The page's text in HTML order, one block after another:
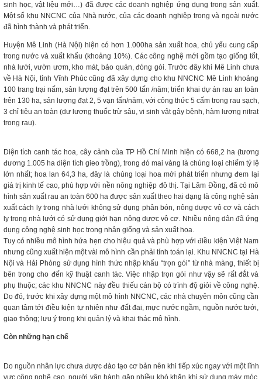
sinh học, vật liệu mới…) đã được các doanh nghiệp ứng dụng trong sản xuất.
Một số khu NNCNC của Nhà nước, của các doanh nghiệp trong và ngoài nước
đã hình thành và phát triển.
Huyện Mê Linh (Hà Nội) hiện có hơn 1.000ha sản xuất hoa, chủ yếu cung cấp
trong nước và xuất khẩu (khoảng 10%). Các công nghệ mới gồm tạo giống tốt,
nhà lưới, vườn ươm, kho mát, bảo quản, đóng gói. Trước đây khi Mê Linh chưa
về Hà Nội, tỉnh Vĩnh Phúc cũng đã xây dựng cho khu NNCNC Mê Linh khoảng
100 trang trại nấm, sản lượng đạt trên 500 tấn /năm; triển khai dự án rau an toàn
trên 130 ha, sản lượng đạt 2, 5 vạn tấn/năm, với công thức 5 cấm trong rau sạch,
3 chỉ tiêu an toàn (dư lượng thuốc trừ sâu, vi sinh vật gây bệnh, hàm lượng nitrat
trong rau).
Diện tích canh tác hoa, cây cảnh của TP Hồ Chí Minh hiện có 668,2 ha (tương
đương 1.005 ha diện tích gieo trồng), trong đó mai vàng là chủng loại chiếm tỷ lệ
lớn nhất; hoa lan 64,3 ha, đây là chủng loại hoa mới phát triển nhưng đem lại
giá trị kinh tế cao, phù hợp với nền nông nghiệp đô thị. Tại Lâm Đồng, đã có mô
hình sản xuất rau an toàn 600 ha được sản xuất theo hai dạng là công nghệ sản
xuất cách ly trong nhà lưới không sử dụng phân bón, nông dược vô cơ và cách
ly trong nhà lưới có sử dụng giới hạn nông dược vô cơ. Nhiều nông dân đã ứng
dụng công nghệ sinh học trong nhân giống và sản xuất hoa.
Tuy có nhiều mô hình hứa hẹn cho hiệu quả và phù hợp với điều kiện Việt Nam
nhưng cũng xuất hiện một vài mô hình cần phải tính toán lại. Khu NNCNC tại Hà
Nội và Hải Phòng sử dụng hình thức nhập khẩu “trọn gói” từ nhà màng, thiết bị
bên trong cho đến kỹ thuật canh tác. Việc nhập trọn gói như vậy sẽ rất đắt và
phụ thuộc; các khu NNCNC này đều thiếu cán bộ có trình độ giỏi về công nghệ.
Do đó, trước khi xây dựng một mô hình NNCNC, các nhà chuyên môn cũng cần
quan tâm tới điều kiện tự nhiên như đất đai, mực nước ngầm, nguồn nước tưới,
giao thông; lưu ý trong khi quản lý và khai thác mô hình.
Còn những hạn chế
Do nguồn nhân lực chưa được đào tạo cơ bản nên khi tiếp xúc ngay với một lĩnh
vực công nghệ cao, người vận hành gặp nhiều khó khăn khi sử dụng máy móc,